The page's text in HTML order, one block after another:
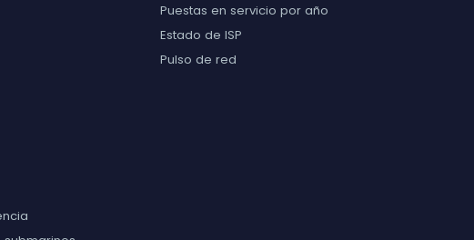
Puestas en servicio por año
Estado de ISP
Pulso de red